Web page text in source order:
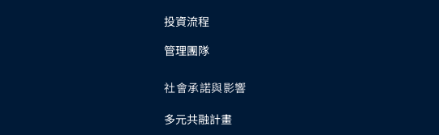
投資流程
管理團隊
社會承諾與影響
多元共融計畫